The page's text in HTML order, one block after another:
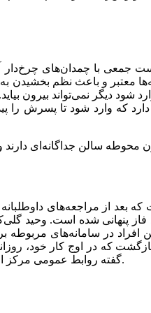
با چمدان‌های چرخ‌دار
معتبر و باعث نظم بخشیدن
دیگر نمی‌تواند بیرون
دارد که وارد شود تا
بعد از مراجعه‌های
پنهانی شده است. وحید
افراد در سامانه‌های
گفته روابط عمومی مرکز امور اتباع و مهاجران خارجی، به زودی درباره جزییات اقدامات اخیر اطلاع رسانی انجام خواهد شد.